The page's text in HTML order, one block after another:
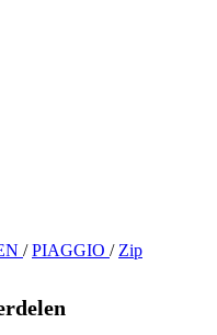
/ PIAGGIO / Zip